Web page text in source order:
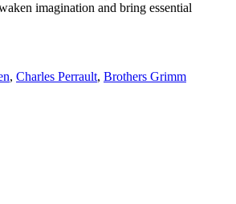
imagination and bring essential
, Charles Perrault, Brothers Grimm